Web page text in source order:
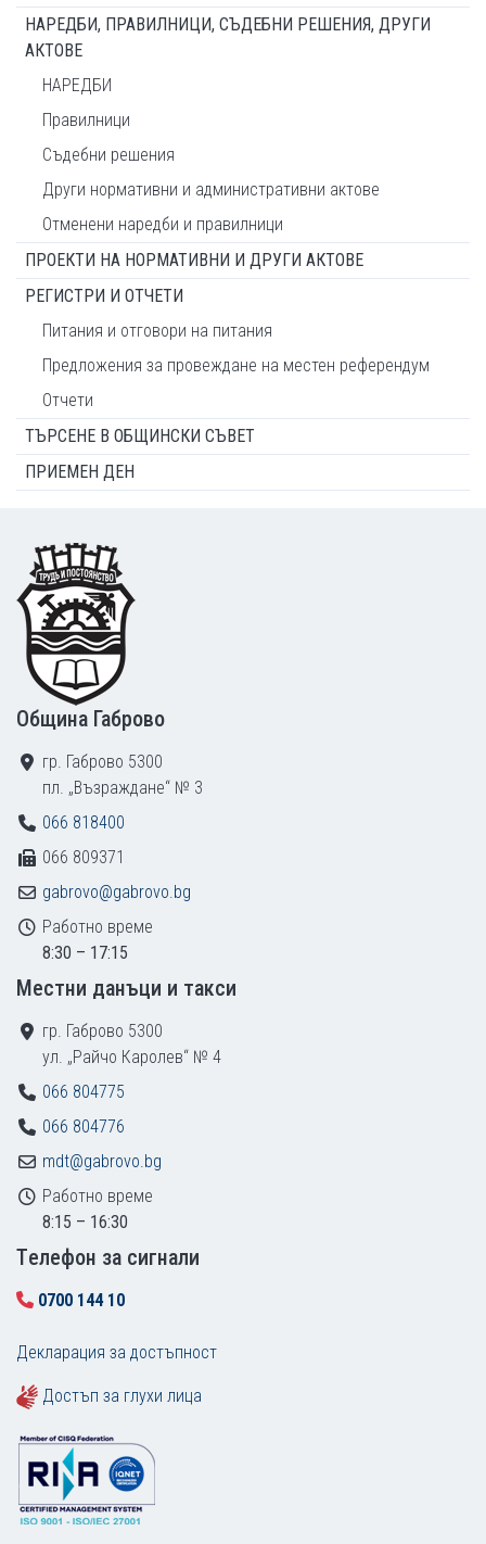
НАРЕДБИ, ПРАВИЛНИЦИ, СЪДЕБНИ РЕШЕНИЯ, ДРУГИ
АКТОВЕ
НАРЕДБИ
Правилници
Съдебни решения
Други нормативни и административни актове
Отменени наредби и правилници
ПРОЕКТИ НА НОРМАТИВНИ И ДРУГИ АКТОВЕ
РЕГИСТРИ И ОТЧЕТИ
Питания и отговори на питания
Предложения за провеждане на местен референдум
Отчети
ТЪРСЕНЕ В ОБЩИНСКИ СЪВЕТ
ПРИЕМЕН ДЕН
Footer
Община Габрово
гр. Габрово 5300
пл. „Възраждане“ № 3
066 818400
066 809371
gabrovo@gabrovo.bg
Работно време
8:30 – 17:15
Местни данъци и такси
гр. Габрово 5300
ул. „Райчо Каролев“ № 4
066 804775
066 804776
mdt@gabrovo.bg
Работно време
8:15 – 16:30
Tелефон за сигнали
0700 144 10
Декларация за достъпност
Достъп за глухи лица